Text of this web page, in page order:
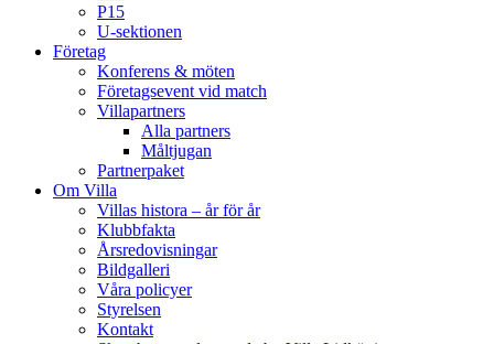
P15
U-sektionen
Företag
Konferens & möten
Företagsevent vid match
Villapartners
Alla partners
Måltjugan
Partnerpaket
Om Villa
Villas histora – år för år
Klubbfakta
Årsredovisningar
Bildgalleri
Våra policyer
Styrelsen
Kontakt